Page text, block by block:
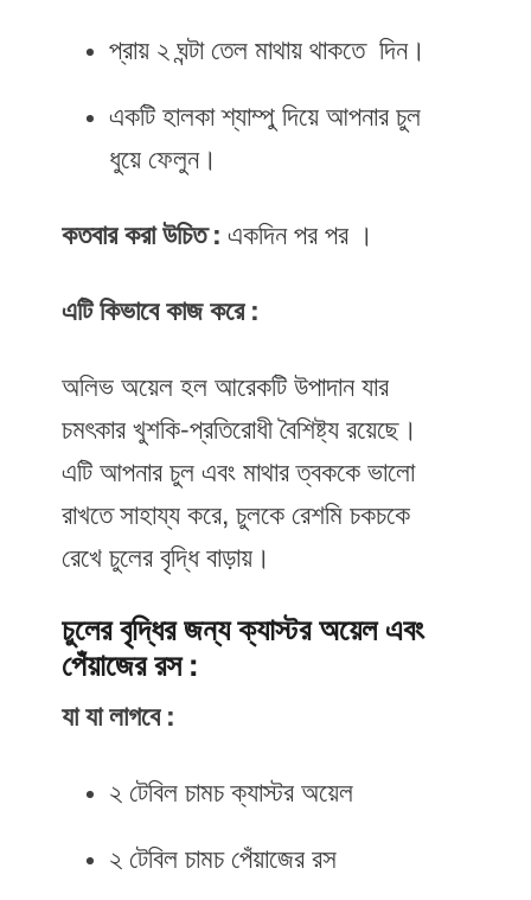
প্রায় ২ ঘন্টা তেল মাথায় থাকতে দিন।
একটি হালকা শ্যাম্পু দিয়ে আপনার চুল
ধুয়ে ফেলুন।
কতবার করা উচিত : একদিন পর পর ।
এটি কিভাবে কাজ করে :
অলিভ অয়েল হল আরেকটি উপাদান যার
চমৎকার খুশকি-প্রতিরোধী বৈশিষ্ট্য রয়েছে।
এটি আপনার চুল এবং মাথার ত্বককে ভালো
রাখতে সাহায্য করে, চুলকে রেশমি চকচকে
রেখে চুলের বৃদ্ধি বাড়ায়।
চুলের বৃদ্ধির জন্য ক্যাস্টর অয়েল এবং
পেঁয়াজের রস :
যা যা লাগবে :
২ টেবিল চামচ ক্যাস্টর অয়েল
২ টেবিল চামচ পেঁয়াজের রস